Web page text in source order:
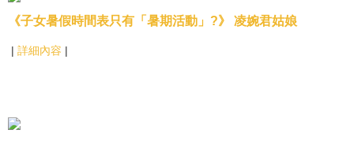
《子女暑假時間表只有「暑期活動」?》 凌婉君姑娘
| 詳細內容 |